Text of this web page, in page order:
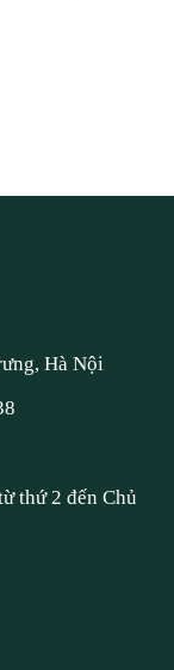
Hà Nội
thứ 2 đến Chủ